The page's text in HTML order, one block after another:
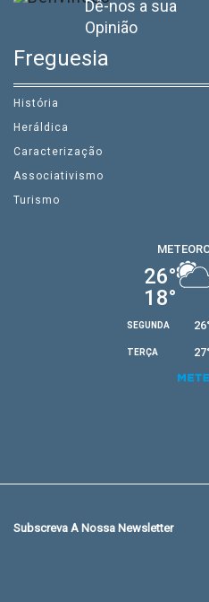
Dê-nos a sua
Opinião
Freguesia
História
Heráldica
Caracterização
Associativismo
Turismo
Subscreva A Nossa Newsletter